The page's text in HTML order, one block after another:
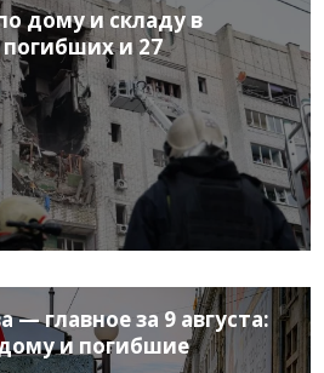
дому и складу в
и 27
— главное за 9 августа:
и погибшие